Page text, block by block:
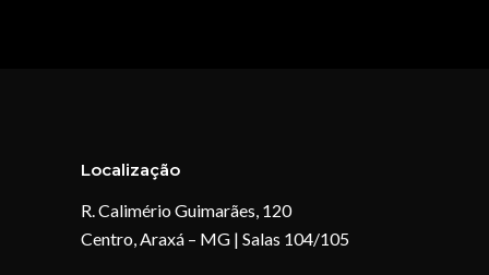
Localização
R. Calimério Guimarães, 120
Centro, Araxá – MG | Salas 104/105